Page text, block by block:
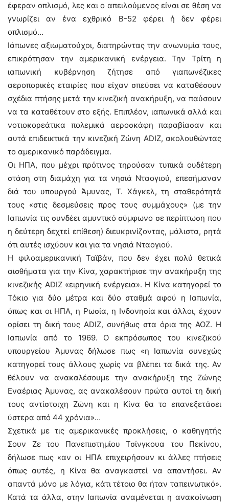
έφεραν οπλισμό, λες και ο απειλούμενος είναι σε θέση να
γνωρίζει αν ένα εχθρικό Β-52 φέρει ή δεν φέρει
οπλισμό…
Ιάπωνες αξιωματούχοι, διατηρώντας την ανωνυμία τους,
επικρότησαν την αμερικανική ενέργεια. Την Τρίτη η
ιαπωνική κυβέρνηση ζήτησε από γιαπωνέζικες
αεροπορικές εταιρίες που είχαν σπεύσει να καταθέσουν
σχέδια πτήσης μετά την κινεζική ανακήρυξη, να παύσουν
να τα καταθέτουν στο εξής. Επιπλέον, ιαπωνικά αλλά και
νοτιοκορεάτικα πολεμικά αεροσκάφη παραβίασαν και
αυτά επιδεικτικά την κινεζική Ζώνη ADIZ, ακολουθώντας
το αμερικανικό παράδειγμα.
Οι ΗΠΑ, που μέχρι πρότινος τηρούσαν τυπικά ουδέτερη
στάση στη διαμάχη για τα νησιά Νταογιού, επεσήμαναν
διά του υπουργού Άμυνας, Τ. Χάγκελ, τη σταθερότητά
τους «στις δεσμεύσεις προς τους συμμάχους» (με την
Ιαπωνία τις συνδέει αμυντικό σύμφωνο σε περίπτωση που
η δεύτερη δεχτεί επίθεση) διευκρινίζοντας, μάλιστα, ρητά
ότι αυτές ισχύουν και για τα νησιά Νταογιού.
Η φιλοαμερικανική Ταϊβάν, που δεν έχει πολύ θετικά
αισθήματα για την Κίνα, χαρακτήρισε την ανακήρυξη της
κινεζικής ADIZ «ειρηνική ενέργεια». Η Κίνα κατηγορεί το
Τόκιο για δύο μέτρα και δύο σταθμά αφού η Ιαπωνία,
όπως και οι ΗΠΑ, η Ρωσία, η Ινδονησία και άλλοι, έχουν
ορίσει τη δική τους ADIZ, συνήθως στα όρια της ΑΟΖ. Η
Ιαπωνία από το 1969. Ο εκπρόσωπος του κινεζικού
υπουργείου Άμυνας δήλωσε πως «η Ιαπωνία συνεχώς
κατηγορεί τους άλλους χωρίς να βλέπει τα δικά της. Αν
θέλουν να ανακαλέσουμε την ανακήρυξη της Ζώνης
Εναέριας Άμυνας, ας ανακαλέσουν πρώτα αυτοί τη δική
τους αντίστοιχη Ζώνη και η Κίνα θα το επανεξετάσει
ύστερα από 44 χρόνια»…
Σχετικά με τις αμερικανικές προκλήσεις, ο καθηγητής
Σουν Ζε του Πανεπιστημίου Τσίνγκουα του Πεκίνου,
δήλωσε πως «αν οι ΗΠΑ επιχειρήσουν κι άλλες πτήσεις
όπως αυτές, η Κίνα θα αναγκαστεί να απαντήσει. Αν
απαντά μόνο με λόγια, κάτι τέτοιο θα ήταν ταπεινωτικό».
Κατά τα άλλα, στην Ιαπωνία αναμένεται η ανακοίνωση